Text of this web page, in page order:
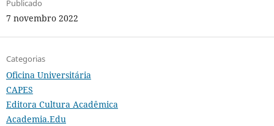
Publicado
7 novembro 2022
Categorias
Oficina Universitária
CAPES
Editora Cultura Acadêmica
Academia.Edu